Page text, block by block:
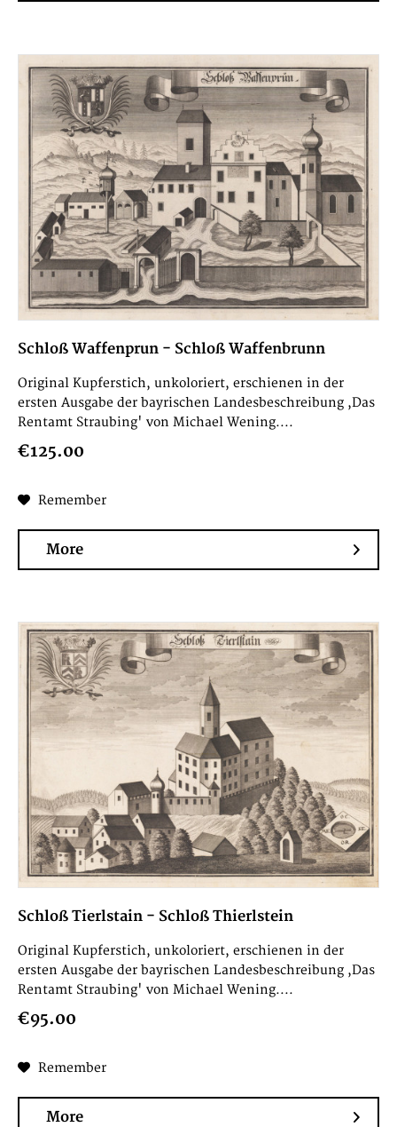
Schloß Waffenprun - Schloß Waffenbrunn
Original Kupferstich, unkoloriert, erschienen in der
ersten Ausgabe der bayrischen Landesbeschreibung ,Das
Rentamt Straubing' von Michael Wening....
€125.00
Remember
More
Schloß Tierlstain - Schloß Thierlstein
Original Kupferstich, unkoloriert, erschienen in der
ersten Ausgabe der bayrischen Landesbeschreibung ,Das
Rentamt Straubing' von Michael Wening....
€95.00
Remember
More